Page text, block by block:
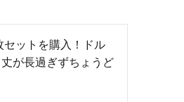
ットを購入！ドル
が長過ぎずちょうど